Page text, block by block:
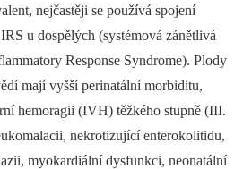
nejčastěji se používá spojení
u dospělých (systémová zánětlivá
Response Syndrome). Plody
mají vyšší perinatální morbiditu,
hemoragii (IVH) těžkého stupně (III.
nekrotizující enterokolitidu,
myokardiální dysfunkci, neonatální